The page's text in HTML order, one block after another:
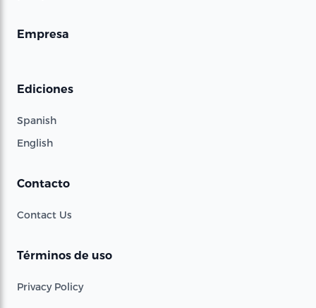
Empresa
Ediciones
Spanish
English
Contacto
Contact Us
Términos de uso
Privacy Policy